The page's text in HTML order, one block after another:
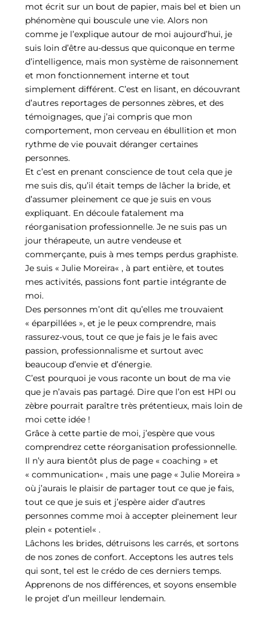
mot écrit sur un bout de papier, mais bel et bien un
phénomène qui bouscule une vie. Alors non
comme je l’explique autour de moi aujourd’hui, je
suis loin d’être au-dessus que quiconque en terme
d’intelligence, mais mon système de raisonnement
et mon fonctionnement interne et tout
simplement différent. C’est en lisant, en découvrant
d’autres reportages de personnes zèbres, et des
témoignages, que j’ai compris que mon
comportement, mon cerveau en ébullition et mon
rythme de vie pouvait déranger certaines
personnes.
Et c’est en prenant conscience de tout cela que je
me suis dis, qu’il était temps de lâcher la bride, et
d’assumer pleinement ce que je suis en vous
expliquant. En découle fatalement ma
réorganisation professionnelle. Je ne suis pas un
jour thérapeute, un autre vendeuse et
commerçante, puis à mes temps perdus graphiste.
Je suis « Julie Moreira« , à part entière, et toutes
mes activités, passions font partie intégrante de
moi.
Des personnes m’ont dit qu’elles me trouvaient
« éparpillées », et je le peux comprendre, mais
rassurez-vous, tout ce que je fais je le fais avec
passion, professionnalisme et surtout avec
beaucoup d’envie et d’énergie.
C’est pourquoi je vous raconte un bout de ma vie
que je n’avais pas partagé. Dire que l’on est HPI ou
zèbre pourrait paraître très prétentieux, mais loin de
moi cette idée !
Grâce à cette partie de moi, j’espère que vous
comprendrez cette réorganisation professionnelle.
Il n’y aura bientôt plus de page « coaching » et
« communication« , mais une page « Julie Moreira »
où j’aurais le plaisir de partager tout ce que je fais,
tout ce que je suis et j’espère aider d’autres
personnes comme moi à accepter pleinement leur
plein « potentiel« .
Lâchons les brides, détruisons les carrés, et sortons
de nos zones de confort. Acceptons les autres tels
qui sont, tel est le crédo de ces derniers temps.
Apprenons de nos différences, et soyons ensemble
le projet d’un meilleur lendemain.